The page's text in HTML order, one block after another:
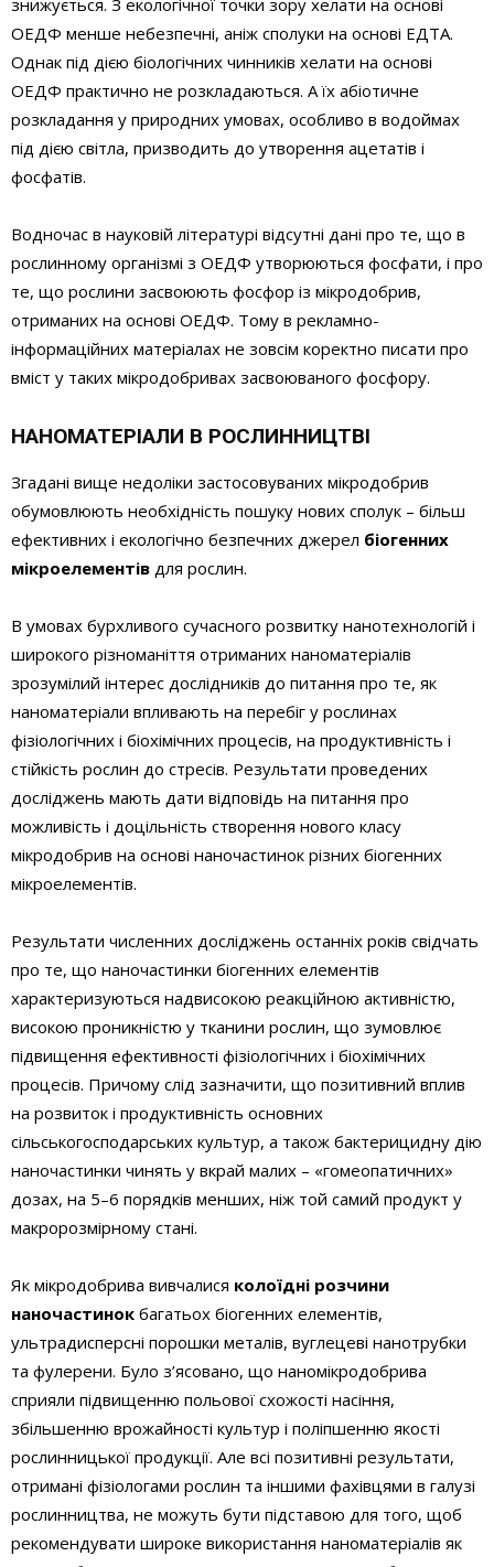
ОЕДФ менше небезпечні, аніж сполуки на основі ЕДТА.
Однак під дією біологічних чинників хелати на основі
ОЕДФ практично не розкладаються. А їх абіотичне
розкладання у природних умовах, особливо в водоймах
під дією світла, призводить до утворення ацетатів і
фосфатів.
Водночас в науковій літературі відсутні дані про те, що в
рослинному організмі з ОЕДФ утворюються фосфати, і про
те, що рослини засвоюють фосфор із мікродобрив,
отриманих на основі ОЕДФ. Тому в рекламно-
інформаційних матеріалах не зовсім коректно писати про
вміст у таких мікродобривах засвоюваного фосфору.
НАНОМАТЕРІАЛИ В РОСЛИННИЦТВІ
Згадані вище недоліки застосовуваних мікродобрив
обумовлюють необхідність пошуку нових сполук – більш
ефективних і екологічно безпечних джерел біогенних
мікроелементів для рослин.
В умовах бурхливого сучасного розвитку нанотехнологій і
широкого різноманіття отриманих наноматеріалів
зрозумілий інтерес дослідників до питання про те, як
наноматеріали впливають на перебіг у рослинах
фізіологічних і біохімічних процесів, на продуктивність і
стійкість рослин до стресів. Результати проведених
досліджень мають дати відповідь на питання про
можливість і доцільність створення нового класу
мікродобрив на основі наночастинок різних біогенних
мікроелементів.
Результати численних досліджень останніх років свідчать
про те, що наночастинки біогенних елементів
характеризуються надвисокою реакційною активністю,
високою проникністю у тканини рослин, що зумовлює
підвищення ефективності фізіологічних і біохімічних
процесів. Причому слід зазначити, що позитивний вплив
на розвиток і продуктивність основних
сільськогосподарських культур, а також бактерицидну дію
наночастинки чинять у вкрай малих – «гомеопатичних»
дозах, на 5–6 порядків менших, ніж той самий продукт у
макророзмірному стані.
Як мікродобрива вивчалися колоїдні розчини
наночастинок багатьох біогенних елементів,
ультрадисперсні порошки металів, вуглецеві нанотрубки
та фулерени. Було з’ясовано, що наномікродобрива
сприяли підвищенню польової схожості насіння,
збільшенню врожайності культур і поліпшенню якості
рослинницької продукції. Але всі позитивні результати,
отримані фізіологами рослин та іншими фахівцями в галузі
рослинництва, не можуть бути підставою для того, щоб
рекомендувати широке використання наноматеріалів як